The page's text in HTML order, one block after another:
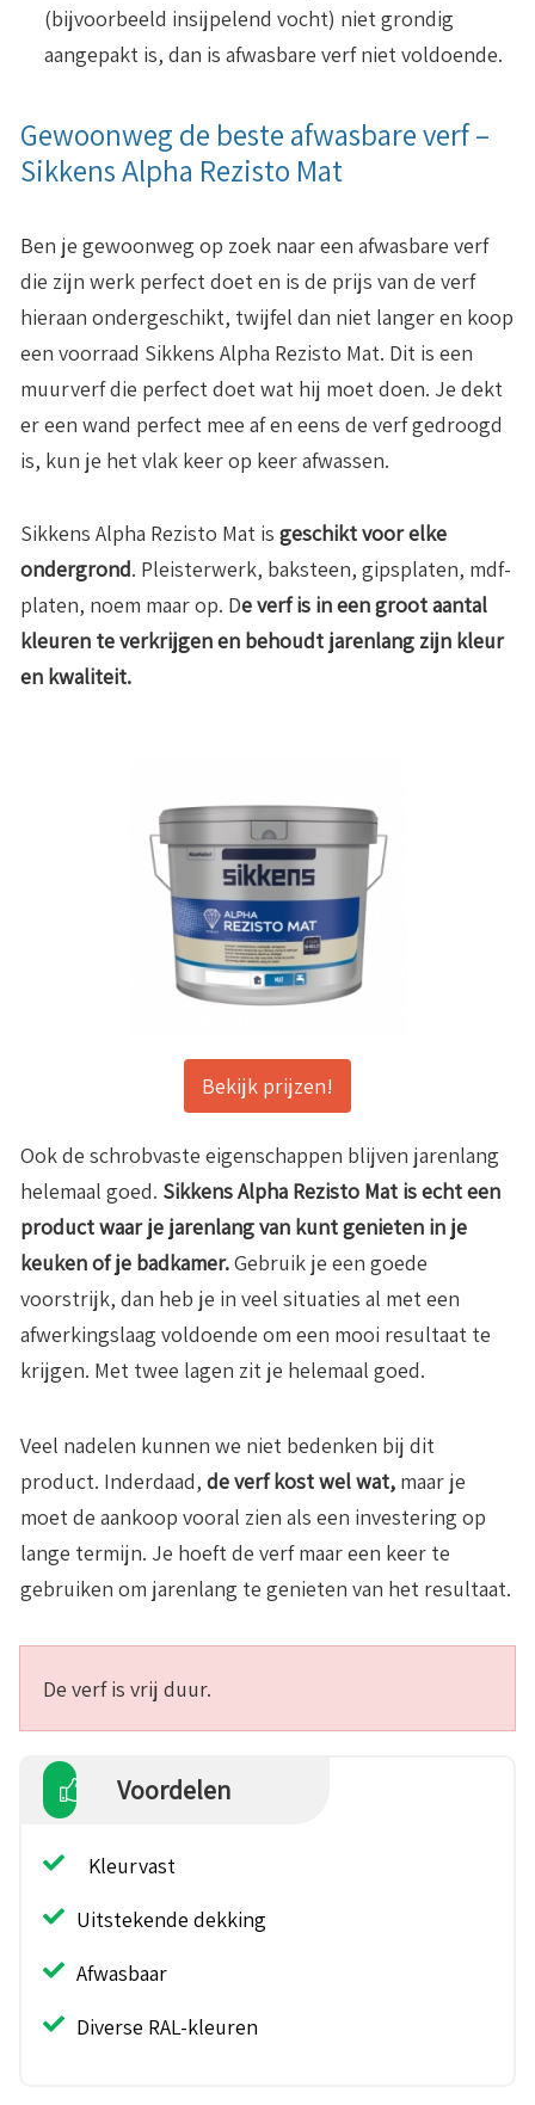
(bijvoorbeeld insijpelend vocht) niet grondig
aangepakt is, dan is afwasbare verf niet voldoende.
Gewoonweg de beste afwasbare verf –
Sikkens Alpha Rezisto Mat
Ben je gewoonweg op zoek naar een afwasbare verf
die zijn werk perfect doet en is de prijs van de verf
hieraan ondergeschikt, twijfel dan niet langer en koop
een voorraad Sikkens Alpha Rezisto Mat. Dit is een
muurverf die perfect doet wat hij moet doen. Je dekt
er een wand perfect mee af en eens de verf gedroogd
is, kun je het vlak keer op keer afwassen.
Sikkens Alpha Rezisto Mat is geschikt voor elke
ondergrond. Pleisterwerk, baksteen, gipsplaten, mdf-
platen, noem maar op. De verf is in een groot aantal
kleuren te verkrijgen en behoudt jarenlang zijn kleur
en kwaliteit.
Bekijk prijzen!
Ook de schrobvaste eigenschappen blijven jarenlang
helemaal goed. Sikkens Alpha Rezisto Mat is echt een
product waar je jarenlang van kunt genieten in je
keuken of je badkamer.Gebruik je een goede
voorstrijk, dan heb je in veel situaties al met een
afwerkingslaag voldoende om een mooi resultaat te
krijgen. Met twee lagen zit je helemaal goed.
Veel nadelen kunnen we niet bedenken bij dit
product. Inderdaad, de verf kost wel wat, maar je
moet de aankoop vooral zien als een investering op
lange termijn. Je hoeft de verf maar een keer te
gebruiken om jarenlang te genieten van het resultaat.
De verf is vrij duur.
Voordelen
Kleurvast
Uitstekende dekking
Afwasbaar
Diverse RAL-kleuren